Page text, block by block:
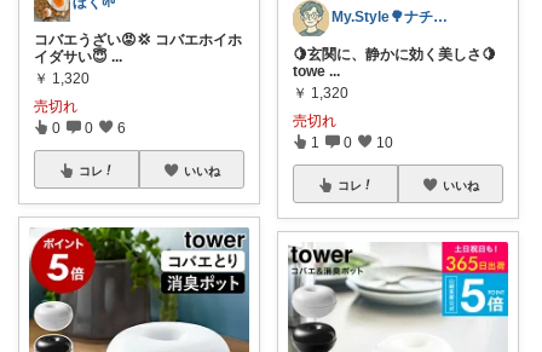
コバエうざい😡💢 コバエホイホ
イダサい😇 ...
￥ 1,320
売切れ
0 0 6
コレ いいね
My.Style🌳ナチュラルな暮らし
🍋玄関に、静かに効く美しさ🍋
towe ...
￥ 1,320
売切れ
1 0 10
コレ いいね